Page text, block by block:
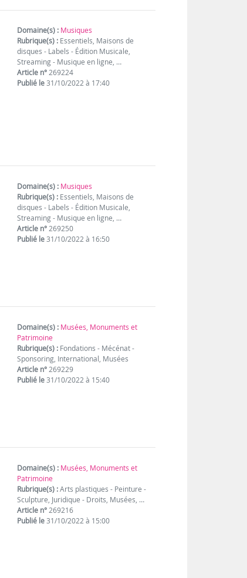
Domaine(s) : Musiques
Rubrique(s) : Essentiels, Maisons de
disques - Labels - Édition Musicale,
Streaming - Musique en ligne, …
Article n°269224
Publié le31/10/2022 à 17:40
Domaine(s) : Musiques
Rubrique(s) : Essentiels, Maisons de
disques - Labels - Édition Musicale,
Streaming - Musique en ligne, …
Article n°269250
Publié le31/10/2022 à 16:50
Domaine(s) : Musées, Monuments et
Patrimoine
Rubrique(s) : Fondations - Mécénat -
Sponsoring, International, Musées
Article n°269229
Publié le31/10/2022 à 15:40
Domaine(s) : Musées, Monuments et
Patrimoine
Rubrique(s) :Arts plastiques - Peinture -
Sculpture, Juridique - Droits, Musées, …
Article n°269216
Publié le31/10/2022 à 15:00